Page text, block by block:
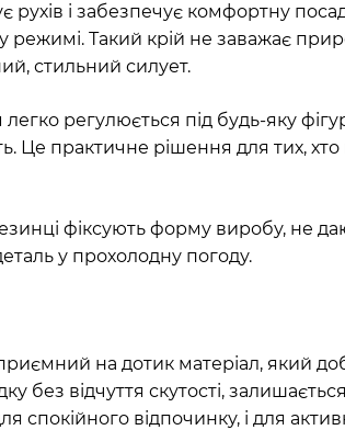
рухів і забезпечує комфортну
Такий крій не заважає
стильний силует.
регулюється під будь-яку
Це практичне рішення для тих,
фіксують форму виробу, не
у прохолодну погоду.
на дотик матеріал, який
без відчуття скутості,
спокійного відпочинку, і для